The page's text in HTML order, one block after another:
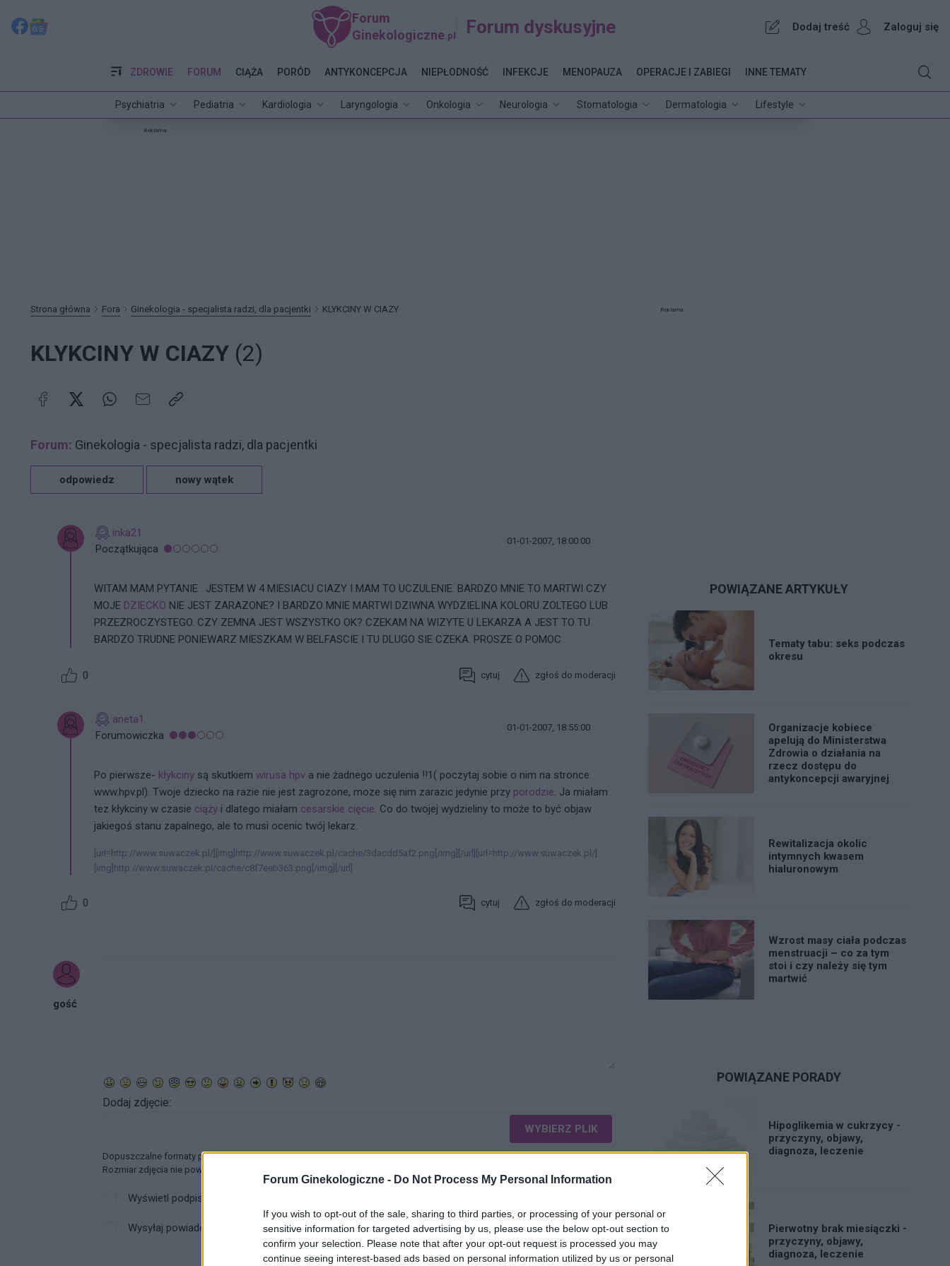
Forum Ginekologiczne - Do Not Process My Personal Information
If you wish to opt-out of the sale, sharing to third parties, or processing of your personal or
sensitive information for targeted advertising by us, please use the below opt-out section to
confirm your selection. Please note that after your opt-out request is processed you may
continue seeing interest-based ads based on personal information utilized by us or personal
Forum
Ginekologiczne .pl Forum dyskusyjne Dodaj treść Zaloguj się
ZDROWIE
Psychiatria Pediatria Kardiologia Laryngologia Onkologia Neurologia Stomatologia Dermatologia Lifestyle
FORUM CIĄŻA PORÓD ANTYKONCEPCJA NIEPŁODNOŚĆ INFEKCJE MENOPAUZA OPERACJE I ZABIEGI INNE TEMATY
Reklama:
Strona główna Fora Ginekologia - specjalista radzi, dla pacjentki KLYKCINY W CIAZY
KLYKCINY W CIAZY (2)
Forum: Ginekologia - specjalista radzi, dla pacjentki
odpowiedz nowy wątek
inka21
Początkująca
01-01-2007, 18:00:00
WITAM MAM PYTANIE . JESTEM W 4 MIESIACU CIAZY I MAM TO UCZULENIE. BARDZO MNIE TO MARTWI CZY
MOJE DZIECKO NIE JEST ZARAZONE? I BARDZO MNIE MARTWI DZIWNA WYDZIELINA KOLORU ZOLTEGO LUB
PRZEZROCZYSTEGO. CZY ZEMNA JEST WSZYSTKO OK? CZEKAM NA WIZYTE U LEKARZA A JEST TO TU
BARDZO TRUDNE PONIEWARZ MIESZKAM W BELFASCIE I TU DLUGO SIE CZEKA. PROSZE O POMOC
0 cytuj zgłoś do moderacji
aneta1
Forumowiczka
01-01-2007, 18:55:00
Po pierwsze- kłykciny są skutkiem wirusa hpv a nie żadnego uczulenia !!1( poczytaj sobie o nim na stronce
www.hpv.pl). Twoje dziecko na razie nie jest zagrozone, moze się nim zarazic jedynie przy porodzie. Ja miałam
tez kłykciny w czasie ciąży i dlatego miałam cesarskie cięcie. Co do twojej wydzieliny to może to być objaw
jakiegoś stanu zapalnego, ale to musi ocenic twój lekarz.
[url=http://www.suwaczek.pl/][img]http://www.suwaczek.pl/cache/3dacdd5af2.png[/img][/url][url=http://www.suwaczek.pl/]
[img]http://www.suwaczek.pl/cache/c8f7eeb363.png[/img][/url]
0 cytuj zgłoś do moderacji
gość
Dodaj zdjęcie:
WYBIERZ PLIK
Dopuszczalne formaty pliku graficznego: jpg, jpeg , png.
Rozmiar zdjęcia nie powinien przekraczać 0.6MB.
Wyświetl podpis
Wysyłaj powiadomienia o odpowiedzi
Reklama:
POWIĄZANE ARTYKUŁY
Tematy tabu: seks podczas
okresu
Organizacje kobiece
apelują do Ministerstwa
Zdrowia o działania na
rzecz dostępu do
antykoncepcji awaryjnej
Rewitalizacja okolic
intymnych kwasem
hialuronowym
Wzrost masy ciała podczas
menstruacji – co za tym
stoi i czy należy się tym
martwić
POWIĄZANE PORADY
Hipoglikemia w cukrzycy -
przyczyny, objawy,
diagnoza, leczenie
Pierwotny brak miesiączki -
przyczyny, objawy,
diagnoza, leczenie